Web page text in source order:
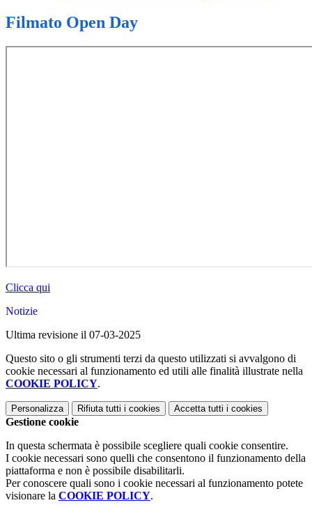
Filmato Open Day
Clicca qui
Notizie
Ultima revisione il 07-03-2025
Questo sito o gli strumenti terzi da questo utilizzati si avvalgono di
cookie necessari al funzionamento ed utili alle finalità illustrate nella
COOKIE POLICY.
Personalizza Rifiuta tutti i cookies Accetta tutti i cookies
Gestione cookie
In questa schermata è possibile scegliere quali cookie consentire.
I cookie necessari sono quelli che consentono il funzionamento della
piattaforma e non è possibile disabilitarli.
Per conoscere quali sono i cookie necessari al funzionamento potete
visionare la COOKIE POLICY.